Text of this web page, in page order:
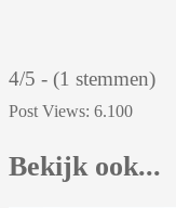
4/5 - (1 stemmen)
Post Views: 6.100
Bekijk ook...